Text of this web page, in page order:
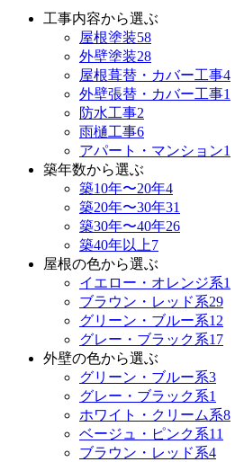
工事内容から選ぶ
屋根塗装58
外壁塗装28
屋根葺替・カバー工事4
外壁張替・カバー工事1
防水工事2
雨樋工事6
アパート・マンション1
築年数から選ぶ
築10年〜20年4
築20年〜30年31
築30年〜40年26
築40年以上7
屋根の色から選ぶ
イエロー・オレンジ系1
ブラウン・レッド系29
グリーン・ブルー系12
グレー・ブラック系17
外壁の色から選ぶ
グリーン・ブルー系3
グレー・ブラック系1
ホワイト・クリーム系8
ベージュ・ピンク系11
ブラウン・レッド系4